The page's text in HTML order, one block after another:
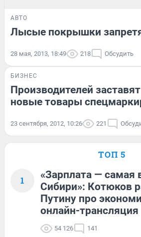
АВТО
Лысые покрышки
28 мая, 2013, 18:49 218 Обсудить
БИЗНЕС
Производителей
новые товары
23 сентября, 2012, 10:26 221
ТОП 5
1
«Зарплата — самая
Сибири»: Котюков
Путину про
онлайн-трансляция
54 126 141